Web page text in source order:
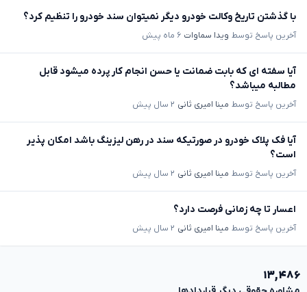
با گذشتن تاریخ وکالت خودرو دیگر نمیتوان سند خودرو را تنظیم کرد؟
آخرین پاسخ توسط ویدا سماوات ۶ ماه پیش
آیا سفته ای که بابت ضمانت یا حسن انجام کار پرده میشود قابل
مطالبه میباشد؟
آخرین پاسخ توسط مینا امیری ثانی ۲ سال پیش
آیا فک پلاک خودرو در صورتیکه سند در رهن لیزینگ باشد امکان پذیر
است؟
آخرین پاسخ توسط مینا امیری ثانی ۲ سال پیش
اعسار تا چه زمانی فرصت دارد؟
آخرین پاسخ توسط مینا امیری ثانی ۲ سال پیش
۱۳,۴۸۶